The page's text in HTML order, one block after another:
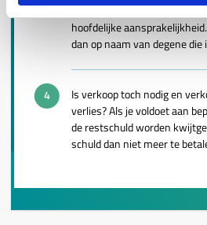
Dan ontslaat de
hoofdelijke
dan op naam van degene
Is verkoop toch nodig en
verlies? Als je voldoet aan
de restschuld worden
schuld dan niet meer te